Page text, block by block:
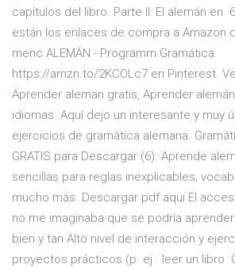
capítulos del libro. Parte II: El alemán en
están los enlaces de compra a Amazon
menc ALEMÁN - Programm Gramática:
https://amzn.to/2KCOLc7 en Pinterest.
Aprender aleman gratis, Aprender
idiomas. Aquí dejo un interesante y muy
ejercicios de gramática alemana.
GRATIS para Descargar (6). Aprende
sencillas para reglas inexplicables,
mucho más. Descargar pdf aquí El
no me imaginaba que se podría
bien y tan Alto nivel de interacción y
proyectos prácticos (p. ej . leer un libro